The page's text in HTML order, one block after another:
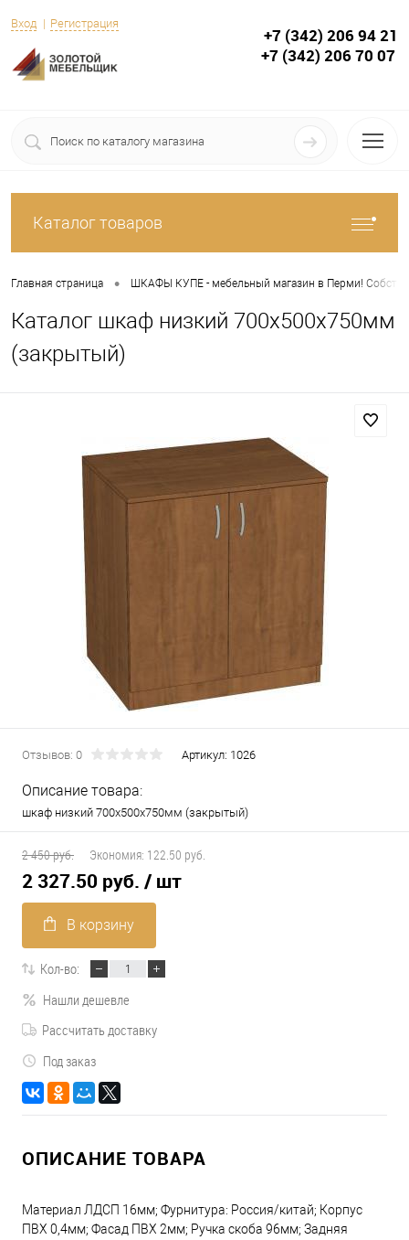
Вход Регистрация
+7 (342) 206 94 21
+7 (342) 206 70 07
Каталог товаров
Главная страница • ШКАФЫ КУПЕ - мебельный магазин в Перми!
Каталог шкаф низкий 700х500х750мм
(закрытый)
Отзывов: 0 Артикул: 1026
Описание товара:
шкаф низкий 700х500х750мм (закрытый)
2 450 руб. Экономия: 122.50 руб.
2 327.50 руб. / шт
В корзину
Кол-во:
Нашли дешевле
Рассчитать доставку
Под заказ
ОПИСАНИЕ ТОВАРА
Материал ЛДСП 16мм; Фурнитура: Россия/китай; Корпус
ПВХ 0,4мм; Фасад ПВХ 2мм; Ручка скоба 96мм; Задняя